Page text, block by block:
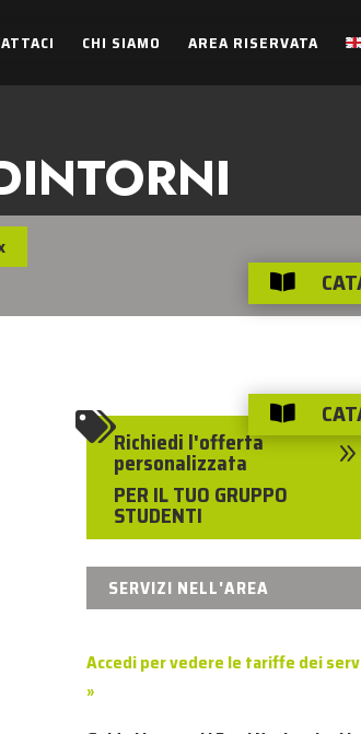
CHI SIAMO AREA RISERVATA
Richiedi l'offerta
personalizzata
PER IL TUO GRUPPO
STUDENTI
9
SERVIZI NELL'AREA
Accedi per vedere le tariffe dei
»

